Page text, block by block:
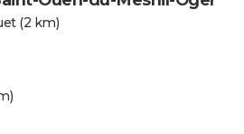
(2 km)